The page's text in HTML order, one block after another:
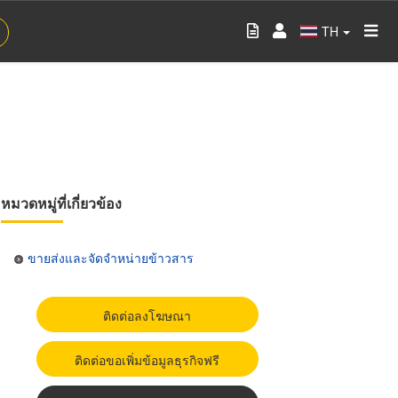
TH
หมวดหมู่ที่เกี่ยวข้อง
ขายส่งและจัดจำหน่ายข้าวสาร
ติดต่อลงโฆษณา
ติดต่อขอเพิ่มข้อมูลธุรกิจฟรี